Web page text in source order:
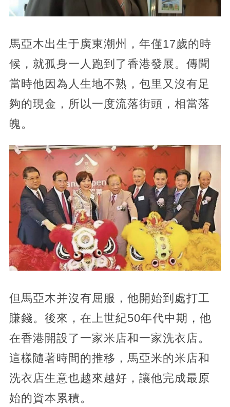
馬亞木出生于廣東潮州，年僅17歲的時
候，就孤身一人跑到了香港發展。傳聞
當時他因為人生地不熟，包里又沒有足
夠的現金，所以一度流落街頭，相當落
魄。
但馬亞木并沒有屈服，他開始到處打工
賺錢。後來，在上世紀50年代中期，他
在香港開設了一家米店和一家洗衣店。
這樣隨著時間的推移，馬亞米的米店和
洗衣店生意也越來越好，讓他完成最原
始的資本累積。